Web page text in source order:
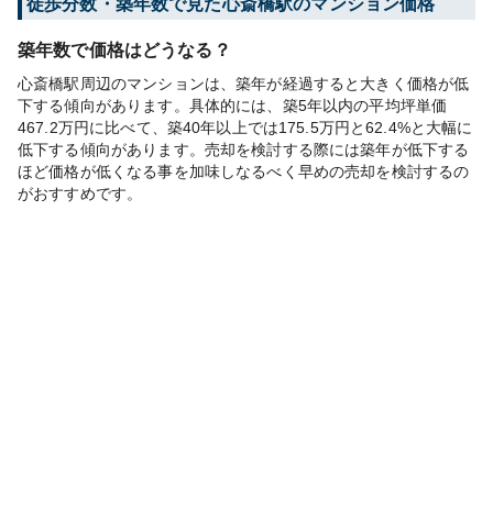
徒歩分数・築年数で見た心斎橋駅のマンション価格
築年数で価格はどうなる？
心斎橋駅周辺のマンションは、築年が経過すると大きく価格が低
下する傾向があります。具体的には、築5年以内の平均坪単価
467.2万円に比べて、築40年以上では175.5万円と62.4%と大幅に
低下する傾向があります。売却を検討する際には築年が低下する
ほど価格が低くなる事を加味しなるべく早めの売却を検討するの
がおすすめです。